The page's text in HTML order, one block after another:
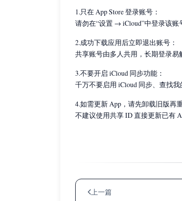
1.只在 App Store 登录账号：
请勿在“设置 → iCloud”中登录该
2.成功下载应用后立即退出账号：
共享账号由多人共用，长期登录易
3.不要开启 iCloud 同步功能：
千万不要启用 iCloud 同步、查找
4.如需更新 App，请先卸载旧版再
不建议使用共享 ID 直接更新已有
上一篇